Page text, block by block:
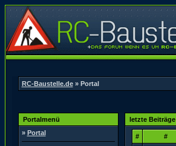
RC-Baustelle.de» Portal
Portalmenü
» Portal
letzte Beiträge
# #